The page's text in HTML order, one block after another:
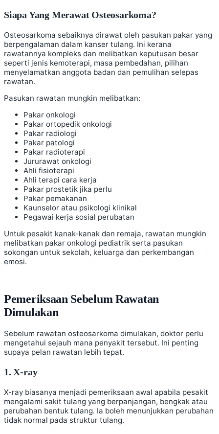
Siapa Yang Merawat Osteosarkoma?
Osteosarkoma sebaiknya dirawat oleh pasukan pakar yang
berpengalaman dalam kanser tulang. Ini kerana
rawatannya kompleks dan melibatkan keputusan besar
seperti jenis kemoterapi, masa pembedahan, pilihan
menyelamatkan anggota badan dan pemulihan selepas
rawatan.
Pasukan rawatan mungkin melibatkan:
Pakar onkologi
Pakar ortopedik onkologi
Pakar radiologi
Pakar patologi
Pakar radioterapi
Jururawat onkologi
Ahli fisioterapi
Ahli terapi cara kerja
Pakar prostetik jika perlu
Pakar pemakanan
Kaunselor atau psikologi klinikal
Pegawai kerja sosial perubatan
Untuk pesakit kanak-kanak dan remaja, rawatan mungkin
melibatkan pakar onkologi pediatrik serta pasukan
sokongan untuk sekolah, keluarga dan perkembangan
emosi.
Pemeriksaan Sebelum Rawatan
Dimulakan
Sebelum rawatan osteosarkoma dimulakan, doktor perlu
mengetahui sejauh mana penyakit tersebut. Ini penting
supaya pelan rawatan lebih tepat.
1. X-ray
X-ray biasanya menjadi pemeriksaan awal apabila pesakit
mengalami sakit tulang yang berpanjangan, bengkak atau
perubahan bentuk tulang. Ia boleh menunjukkan perubahan
tidak normal pada struktur tulang.